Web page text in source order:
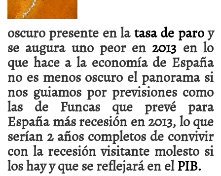
oscuro presente en latasa de paroy
se augura uno peor en2013en lo
que hace a la economía de España
no es menos oscuro el panorama si
nos guiamos por previsiones como
las de Funcas que prevé para
España más recesión en 2013, lo que
serían 2 años completos de convivir
con la recesión visitante molesto si
los hay y que se reflejará en elPIB.